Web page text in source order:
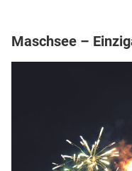
Maschsee –